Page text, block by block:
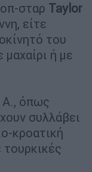
σταρ Taylor
είτε
του
ή με
Α., όπως
συλλάβει
κροατική